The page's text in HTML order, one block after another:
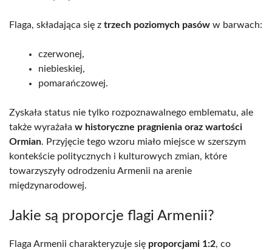
Flaga, składająca się z trzech poziomych pasów w barwach:
czerwonej,
niebieskiej,
pomarańczowej.
Zyskała status nie tylko rozpoznawalnego emblematu, ale
także wyrażała w historyczne pragnienia oraz wartości
Ormian. Przyjęcie tego wzoru miało miejsce w szerszym
kontekście politycznych i kulturowych zmian, które
towarzyszyły odrodzeniu Armenii na arenie
międzynarodowej.
Jakie są proporcje flagi Armenii?
Flaga Armenii charakteryzuje się proporcjami 1:2, co